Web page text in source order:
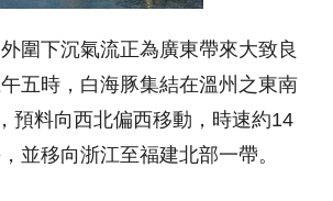
圍下沉氣流正為廣東帶來大致良
五時，白海豚集結在溫州之東南
預料向西北偏西移動，時速約14
並移向浙江至福建北部一帶。